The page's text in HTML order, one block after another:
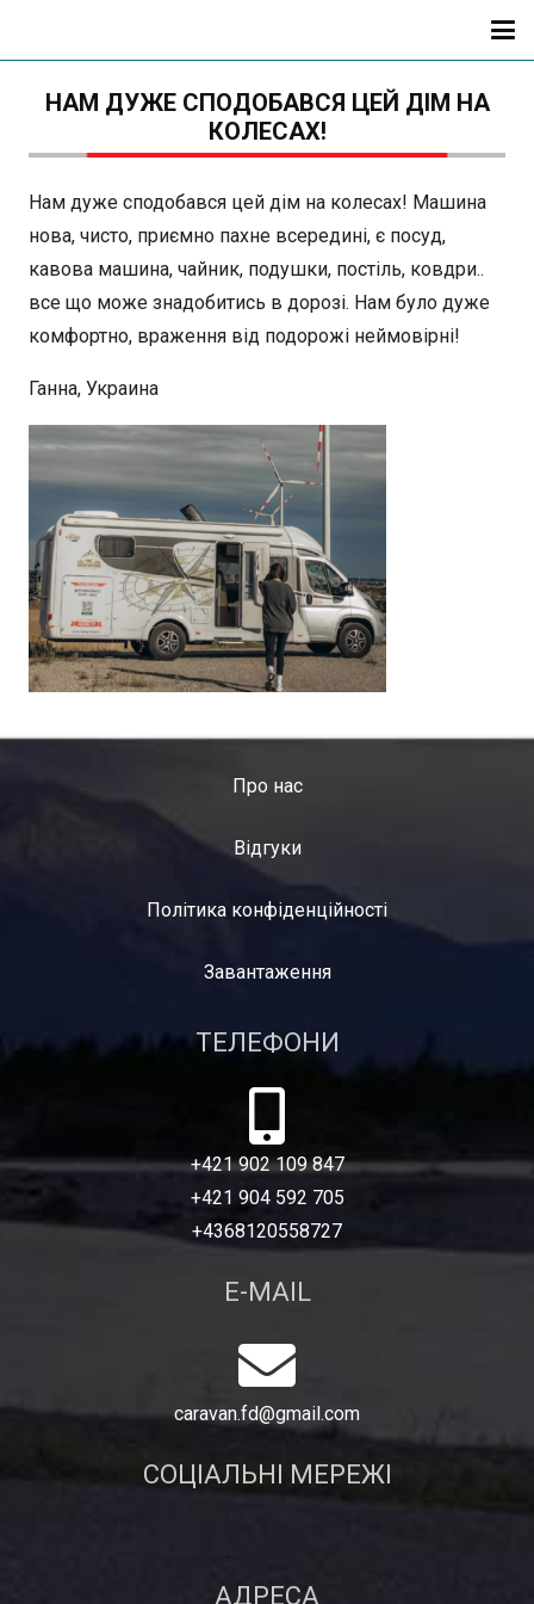
НАМ ДУЖЕ СПОДОБАВСЯ ЦЕЙ ДІМ НА
КОЛЕСАХ!
Нам дуже сподобався цей дім на колесах! Машина
нова, чисто, приємно пахне всередині, є посуд,
кавова машина, чайник, подушки, постіль, ковдри..
все що може знадобитись в дорозі. Нам було дуже
комфортно, враження від подорожі неймовірні!
Ганна, Украина
Про нас
Відгуки
Політика конфіденційності
Завантаження
ТЕЛЕФОНИ
+421 902 109 847
+421 904 592 705
+4368120558727
E-MAIL
caravan.fd@gmail.com
СОЦІАЛЬНІ МЕРЕЖІ
АДРЕСА